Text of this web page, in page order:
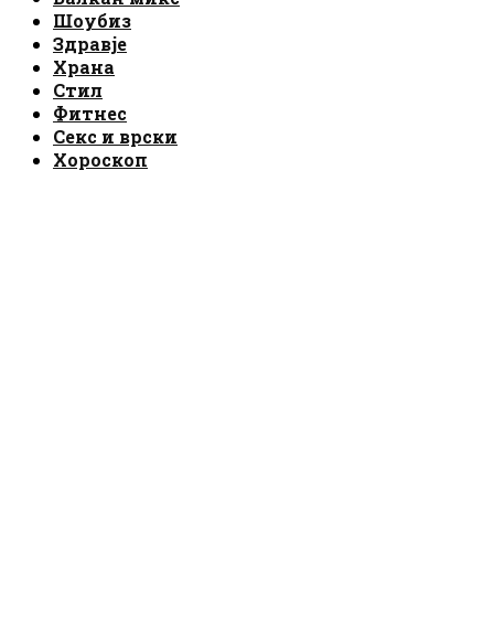
Шоубиз
Здравје
Храна
Стил
Фитнес
Секс и врски
Хороскоп